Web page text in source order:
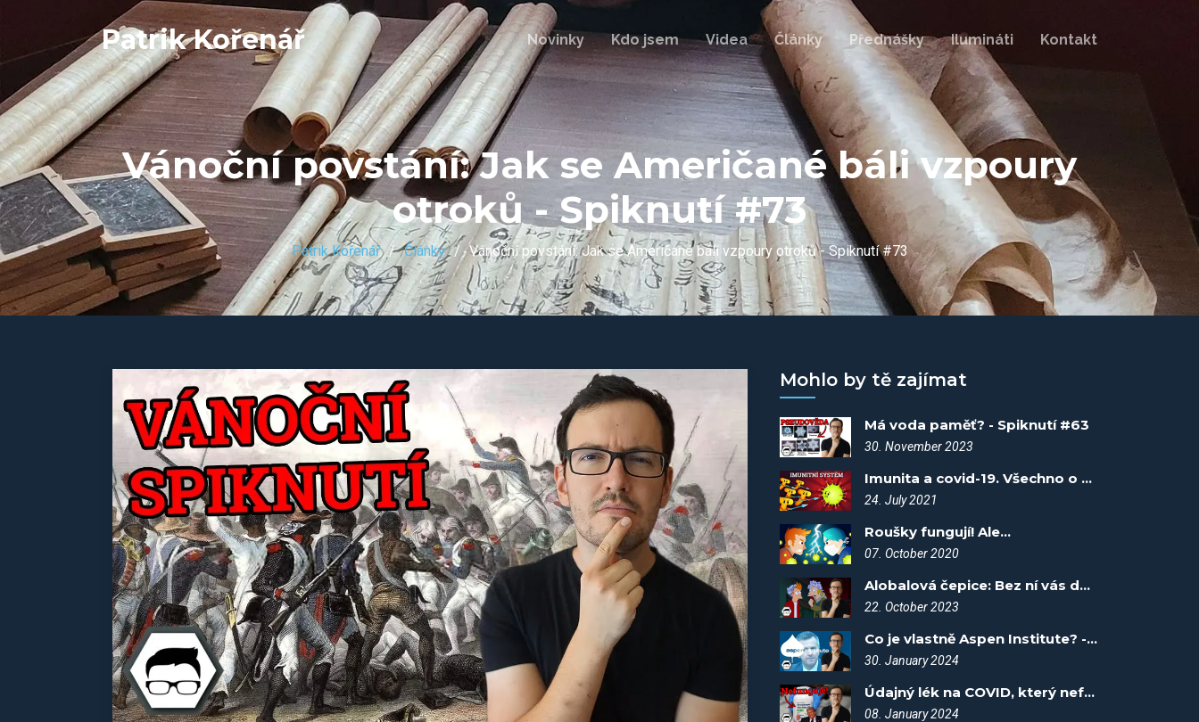
Patrik Kořenář Novinky Kdo jsem Videa Články Přednášky Ilumináti Kontakt
Vánoční povstání: Jak se Američané báli vzpoury
otroků - Spiknutí #73
Patrik Kořenář Články Vánoční povstání: Jak se Američané báli vzpoury otroků - Spiknutí #73
Mohlo by tě zajímat
Má voda paměť? - Spiknutí #63
30. November 2023
Imunita a covid-19. Všechno o covidu #5
24. July 2021
Roušky fungují! Ale...
07. October 2020
Alobalová čepice: Bez ní vás dostanou! - Spiknutí #36
22. October 2023
Co je vlastně Aspen Institute? - Spiknutí #87
30. January 2024
Údajný lék na COVID, který nefungoval - Spiknutí #77
08. January 2024